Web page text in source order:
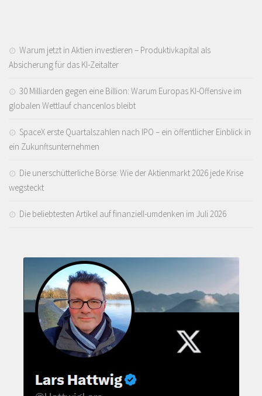
Warum jetzt in Aktien investieren – Produktivkapital als
Absicherung für das KI-Zeitalter
30 Milliarden gegen eine Billion: Warum Europas KI-Offensive im
globalen Wettlauf chancenlos bleibt
SpaceX erste Quartalszahlen nach IPO – ein öffentlicher Einblick in
ein Zukunftsunternehmen
Die unerschütterliche Börse: Wie der Aktienmarkt 2026 jede Krise
wegsteckt
Die beliebtesten Artikel auf finanziell-umdenken im Juli 2026